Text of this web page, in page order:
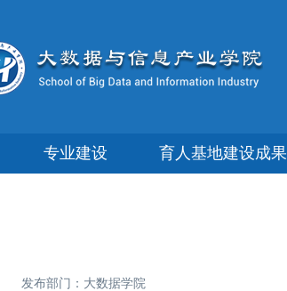
专业建设 育人基地建设成果
发布部门：大数据学院